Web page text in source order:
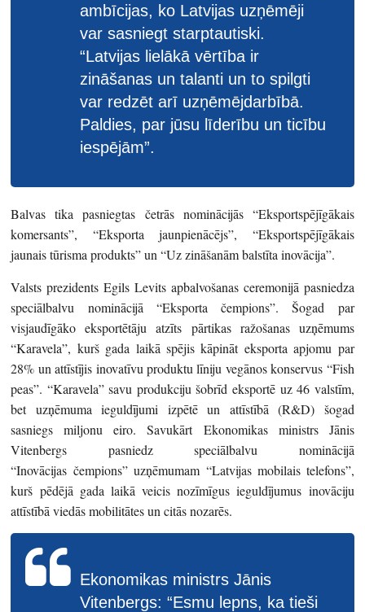
ambīcijas, ko Latvijas uzņēmēji
var sasniegt starptautiski.
“Latvijas lielākā vērtība ir
zināšanas un talanti un to spilgti
var redzēt arī uzņēmējdarbībā.
Paldies, par jūsu līderību un ticību
iespējām”.
Balvas tika pasniegtas četrās nominācijās “Eksportspējīgākais
komersants”, “Eksporta jaunpienācējs”, “Eksportspējīgākais
jaunais tūrisma produkts” un “Uz zināšanām balstīta inovācija”.
Valsts prezidents Egils Levits apbalvošanas ceremonijā pasniedza
speciālbalvu nominācijā “Eksporta čempions”. Šogad par
visjaudīgāko eksportētāju atzīts pārtikas ražošanas uzņēmums
“Karavela”, kurš gada laikā spējis kāpināt eksporta apjomu par
28% un attīstījis inovatīvu produktu līniju vegānos konservus “Fish
peas”. “Karavela” savu produkciju šobrīd eksportē uz 46 valstīm,
bet uzņēmuma ieguldījumi izpētē un attīstībā (R&D) šogad
sasniegs miljonu eiro. Savukārt Ekonomikas ministrs Jānis
Vitenbergs pasniedz speciālbalvu nominācijā
“Inovācijas čempions” uzņēmumam “Latvijas mobilais telefons”,
kurš pēdējā gada laikā veicis nozīmīgus ieguldījumus inovāciju
attīstībā viedās mobilitātes un citās nozarēs.
Ekonomikas ministrs Jānis
Vitenbergs: “Esmu lepns, ka tieši